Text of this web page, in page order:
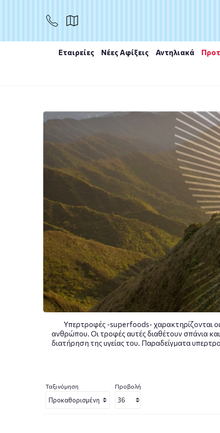
Εταιρείες Νέες Αφίξεις Αντηλιακά
Υπερτροφές -superfoods- χαρακτηρίζονται
ανθρώπου. Οι τροφές αυτές διαθέτουν σπάνια
διατήρηση της υγείας του. Παραδείγματα
Ταξινόμηση Προβολή